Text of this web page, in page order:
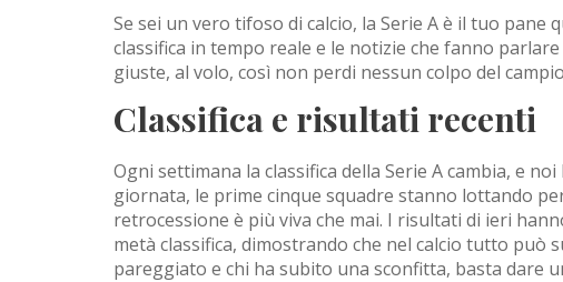
Se sei un vero tifoso di calcio, la Serie A è il tuo
classifica in tempo reale e le notizie che fanno
giuste, al volo, così non perdi nessun colpo del
Classifica e risultati recenti
Ogni settimana la classifica della Serie A cambia, e
giornata, le prime cinque squadre stanno lottando
retrocessione è più viva che mai. I risultati di ieri
metà classifica, dimostrando che nel calcio tutto può
pareggiato e chi ha subito una sconfitta, basta dare